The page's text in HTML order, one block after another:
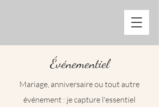
Événementiel
Mariage, anniversaire ou tout autre
événement : je capture l'essentiel